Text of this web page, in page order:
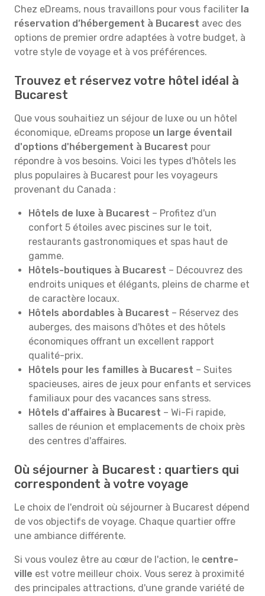
Chez eDreams, nous travaillons pour vous faciliter la
réservation d’hébergement à Bucarest avec des
options de premier ordre adaptées à votre budget, à
votre style de voyage et à vos préférences.
Trouvez et réservez votre hôtel idéal à
Bucarest
Que vous souhaitiez un séjour de luxe ou un hôtel
économique, eDreams propose un large éventail
d'options d'hébergement à Bucarest pour
répondre à vos besoins. Voici les types d'hôtels les
plus populaires à Bucarest pour les voyageurs
provenant du Canada :
Hôtels de luxe à Bucarest – Profitez d'un
confort 5 étoiles avec piscines sur le toit,
restaurants gastronomiques et spas haut de
gamme.
Hôtels-boutiques à Bucarest – Découvrez des
endroits uniques et élégants, pleins de charme et
de caractère locaux.
Hôtels abordables à Bucarest – Réservez des
auberges, des maisons d'hôtes et des hôtels
économiques offrant un excellent rapport
qualité-prix.
Hôtels pour les familles à Bucarest – Suites
spacieuses, aires de jeux pour enfants et services
familiaux pour des vacances sans stress.
Hôtels d'affaires à Bucarest – Wi-Fi rapide,
salles de réunion et emplacements de choix près
des centres d'affaires.
Où séjourner à Bucarest : quartiers qui
correspondent à votre voyage
Le choix de l'endroit où séjourner à Bucarest dépend
de vos objectifs de voyage. Chaque quartier offre
une ambiance différente.
Si vous voulez être au cœur de l'action, le centre-
ville est votre meilleur choix. Vous serez à proximité
des principales attractions, d'une grande variété de